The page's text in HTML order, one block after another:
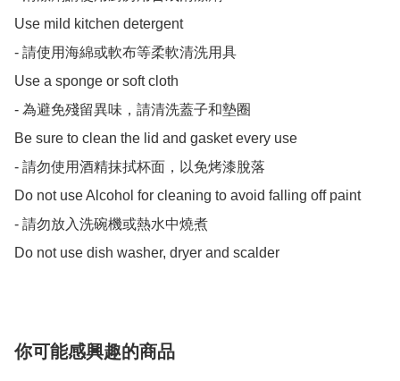
Use mild kitchen detergent
- 請使用海綿或軟布等柔軟清洗用具
Use a sponge or soft cloth
- 為避免殘留異味，請清洗蓋子和墊圈
Be sure to clean the lid and gasket every use
- 請勿使用酒精抹拭杯面，以免烤漆脫落
Do not use Alcohol for cleaning to avoid falling off paint
- 請勿放入洗碗機或熱水中燒煮
Do not use dish washer, dryer and scalder
你可能感興趣的商品